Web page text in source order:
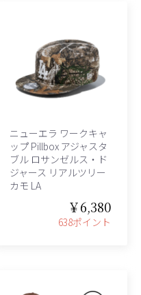
ニューエラ ワークキャ
ップ Pillbox アジャスタ
ブル ロサンゼルス・ド
ジャース リアルツリー
カモ LA
￥6,380
638ポイント